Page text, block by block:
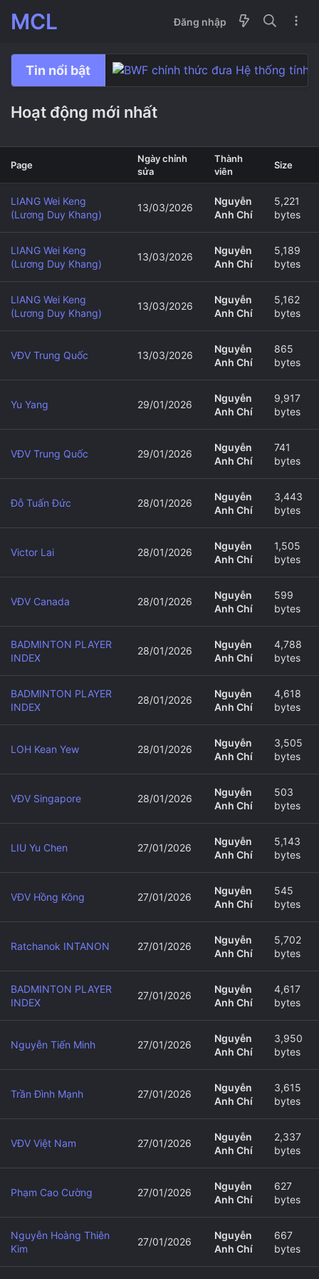
MCL Đăng nhập
Tin nổi bật
Hoạt động mới nhất
Page
Ngày chỉnh
sửa
Thành
viên
Size
LIANG Wei Keng
(Lương Duy Khang)
13/03/2026
Nguyễn
Anh Chí
5,221
bytes
LIANG Wei Keng
(Lương Duy Khang)
13/03/2026
Nguyễn
Anh Chí
5,189
bytes
LIANG Wei Keng
(Lương Duy Khang)
13/03/2026
Nguyễn
Anh Chí
5,162
bytes
VĐV Trung Quốc 13/03/2026
Nguyễn
Anh Chí
865
bytes
Yu Yang 29/01/2026
Nguyễn
Anh Chí
9,917
bytes
VĐV Trung Quốc 29/01/2026
Nguyễn
Anh Chí
741
bytes
Đỗ Tuấn Đức 28/01/2026
Nguyễn
Anh Chí
3,443
bytes
Victor Lai 28/01/2026
Nguyễn
Anh Chí
1,505
bytes
VĐV Canada 28/01/2026
Nguyễn
Anh Chí
599
bytes
BADMINTON PLAYER
INDEX
28/01/2026
Nguyễn
Anh Chí
4,788
bytes
BADMINTON PLAYER
INDEX
28/01/2026
Nguyễn
Anh Chí
4,618
bytes
LOH Kean Yew 28/01/2026
Nguyễn
Anh Chí
3,505
bytes
VĐV Singapore 28/01/2026
Nguyễn
Anh Chí
503
bytes
LIU Yu Chen 27/01/2026
Nguyễn
Anh Chí
5,143
bytes
VĐV Hồng Kông 27/01/2026
Nguyễn
Anh Chí
545
bytes
Ratchanok INTANON 27/01/2026
Nguyễn
Anh Chí
5,702
bytes
BADMINTON PLAYER
INDEX
27/01/2026
Nguyễn
Anh Chí
4,617
bytes
Nguyễn Tiến Minh 27/01/2026
Nguyễn
Anh Chí
3,950
bytes
Trần Đình Mạnh 27/01/2026
Nguyễn
Anh Chí
3,615
bytes
VĐV Việt Nam 27/01/2026
Nguyễn
Anh Chí
2,337
bytes
Phạm Cao Cường 27/01/2026
Nguyễn
Anh Chí
627
bytes
Nguyễn Hoàng Thiên
Kim
27/01/2026
Nguyễn
Anh Chí
667
bytes